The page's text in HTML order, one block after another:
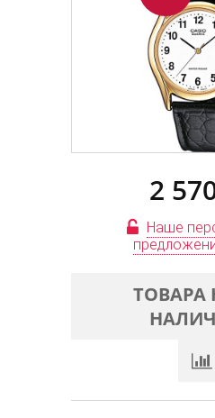
2
Наше
ТОВАРА